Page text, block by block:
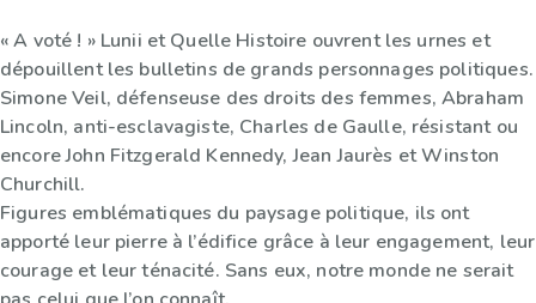
« A voté ! » Lunii et Quelle Histoire ouvrent les urnes et
dépouillent les bulletins de grands personnages politiques.
Simone Veil, défenseuse des droits des femmes, Abraham
Lincoln, anti-esclavagiste, Charles de Gaulle, résistant ou
encore John Fitzgerald Kennedy, Jean Jaurès et Winston
Churchill.
Figures emblématiques du paysage politique, ils ont
apporté leur pierre à l’édifice grâce à leur engagement, leur
courage et leur ténacité. Sans eux, notre monde ne serait